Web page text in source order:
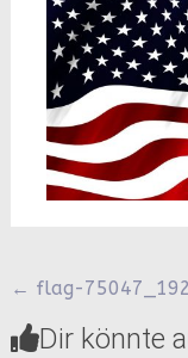
← flag-
Dir könnte